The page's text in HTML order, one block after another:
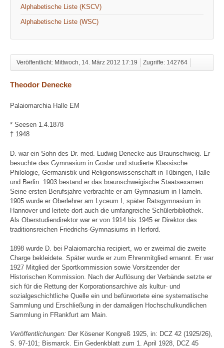
Alphabetische Liste (KSCV)
Alphabetische Liste (WSC)
Veröffentlicht: Mittwoch, 14. März 2012 17:19 Zugriffe: 142764
Theodor Denecke
Palaiomarchia Halle EM
* Seesen 1.4.1878
† 1948
D. war ein Sohn des Dr. med. Ludwig Denecke aus Braunschweig. Er
besuchte das Gymnasium in Goslar und studierte Klassische
Philologie, Germanistik und Religionswissenschaft in Tübingen, Halle
und Berlin. 1903 bestand er das braunschweigische Staatsexamen.
Seine ersten Berufsjahre verbrachte er am Gymnasium in Hameln.
1905 wurde er Oberlehrer am Lyceum I, später Ratsgymnasium in
Hannover und leitete dort auch die umfangreiche Schülerbibliothek.
Als Oberstudiendirektor war er von 1914 bis 1945 er Direktor des
traditionsreichen Friedrichs-Gymnasiums in Herford.
1898 wurde D. bei Palaiomarchia recipiert, wo er zweimal die zweite
Charge bekleidete. Später wurde er zum Ehrenmitglied ernannt. Er war
1927 Mitglied der Sportkommission sowie Vorsitzender der
Historischen Kommission. Nach der Auflösung der Verbände setzte er
sich für die Rettung der Korporationsarchive als kultur- und
sozialgeschichtliche Quelle ein und befürwortete eine systematische
Sammlung und Erschließung in der damaligen Hochschulkundlichen
Sammlung in FRankfurt am Main.
Veröffentlichungen: Der Kösener Kongreß 1925, in: DCZ 42 (1925/26),
S. 97-101; Bismarck. Ein Gedenkblatt zum 1. April 1928, DCZ 45